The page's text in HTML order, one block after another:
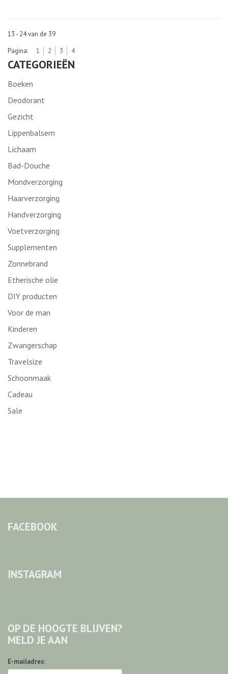
13 - 24 van de 39
Pagina:
1 2 3 4
CATEGORIEËN
Boeken
Deodorant
Gezicht
Lippenbalsem
Lichaam
Bad-Douche
Mondverzorging
Haarverzorging
Handverzorging
Voetverzorging
Supplementen
Zonnebrand
Etherische olie
DIY producten
Voor de man
Kinderen
Zwangerschap
Travelsize
Schoonmaak
Cadeau
Sale
FACEBOOK
INSTAGRAM
OP DE HOOGTE BLIJVEN?
MELD JE AAN
E-mailadres: